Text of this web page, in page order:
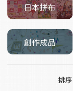
日本拼布
創作成品
排序